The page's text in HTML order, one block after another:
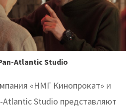
Atlantic Studio
«НМГ Кинопрокат» и
Atlantic Studio представляют